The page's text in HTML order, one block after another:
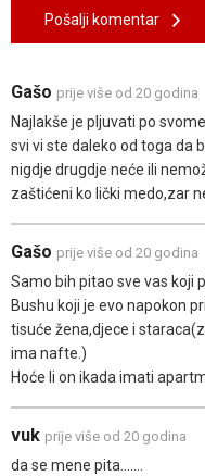
Pošalji komentar
Gašo prije više od 20 godina
Najlakše je pljuvati po
svi vi ste daleko od toga da
nigdje drugdje neće ili
zaštićeni ko lički medo,zar
Gašo prije više od 20 godina
Samo bih pitao sve vas koji
Bushu koji je evo napokon
tisuće žena,djece i
ima nafte.)
Hoće li on ikada imati
vuk prije više od 20 godina
da se mene pita.......